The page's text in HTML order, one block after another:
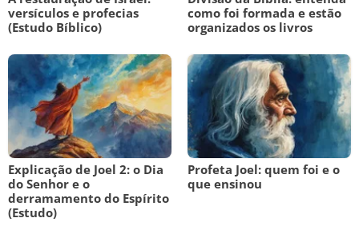
versículos e profecias
(Estudo Bíblico)
como foi formada e estão
organizados os livros
Explicação de Joel 2: o Dia
do Senhor e o
derramamento do Espírito
(Estudo)
Profeta Joel: quem foi e o
que ensinou